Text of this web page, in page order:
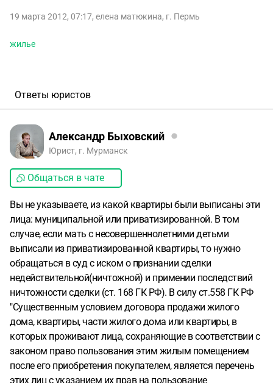
19 марта 2012, 07:17, елена матюкина, г. Пермь
жилье
Ответы юристов
Александр Быховский
Юрист, г. Мурманск
Общаться в чате
Вы не указываете, из какой квартиры были выписаны эти
лица: муниципальной или приватизированной. В том
случае, если мать с несовершеннолетними детьми
выписали из приватизированной квартиры, то нужно
обращаться в суд с иском о признании сделки
недействительной(ничтожной) и примении последствий
ничтожности сделки (ст. 168 ГК РФ). В силу ст.558 ГК РФ
"Существенным условием договора продажи жилого
дома, квартиры, части жилого дома или квартиры, в
которых проживают лица, сохраняющие в соответствии с
законом право пользования этим жилым помещением
после его приобретения покупателем, является перечень
этих лиц с указанием их прав на пользование